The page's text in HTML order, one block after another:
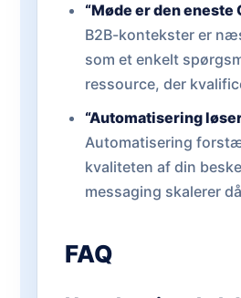
“Møde er den eneste
B2B-kontekster er
som et enkelt
ressource, der
“Automatisering
Automatisering
kvaliteten af din
messaging skalerer
FAQ